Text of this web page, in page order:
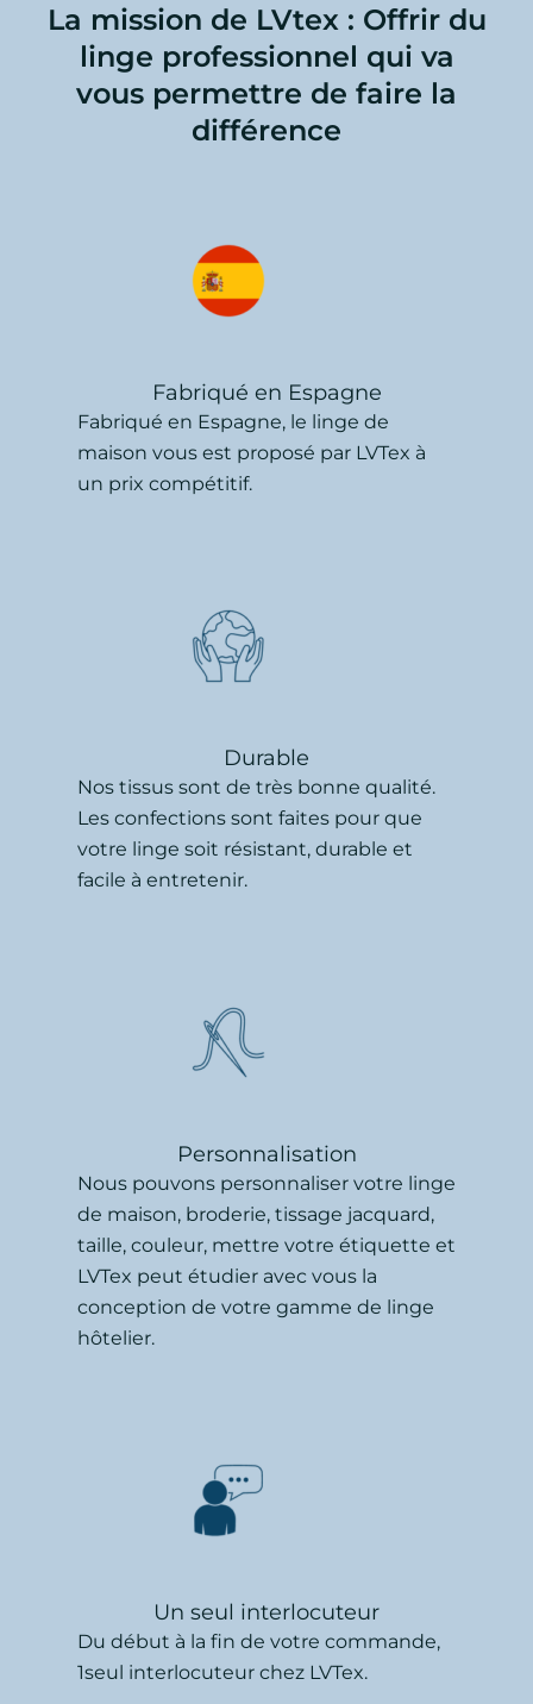
La mission de LVtex : Offrir du
linge professionnel qui va
vous permettre de faire la
différence
Fabriqué en Espagne
Fabriqué en Espagne, le linge de
maison vous est proposé par LVTex à
un prix compétitif.
Durable
Nos tissus sont de très bonne qualité.
Les confections sont faites pour que
votre linge soit résistant, durable et
facile à entretenir.
Personnalisation
Nous pouvons personnaliser votre linge
de maison, broderie, tissage jacquard,
taille, couleur, mettre votre étiquette et
LVTex peut étudier avec vous la
conception de votre gamme de linge
hôtelier.
Un seul interlocuteur
Du début à la fin de votre commande,
1seul interlocuteur chez LVTex.